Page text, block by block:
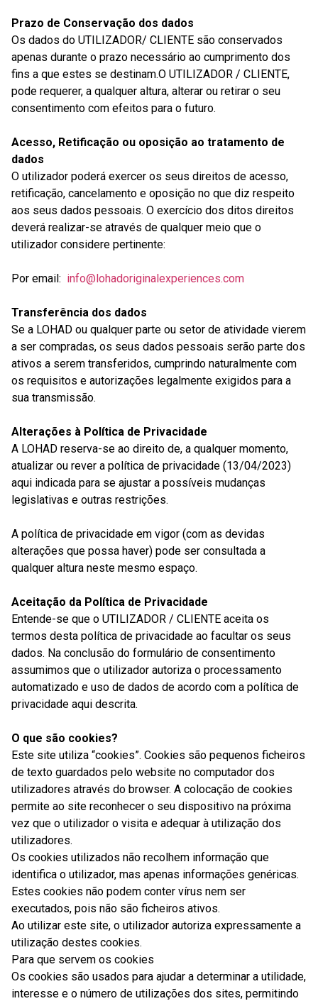
Prazo de Conservação dos dados
Os dados do UTILIZADOR/ CLIENTE são conservados
apenas durante o prazo necessário ao cumprimento dos
fins a que estes se destinam.O UTILIZADOR / CLIENTE,
pode requerer, a qualquer altura, alterar ou retirar o seu
consentimento com efeitos para o futuro.
Acesso, Retificação ou oposição ao tratamento de
dados
O utilizador poderá exercer os seus direitos de acesso,
retificação, cancelamento e oposição no que diz respeito
aos seus dados pessoais. O exercício dos ditos direitos
deverá realizar-se através de qualquer meio que o
utilizador considere pertinente:
Por email: info@lohadoriginalexperiences.com
Transferência dos dados
Se a LOHAD ou qualquer parte ou setor de atividade vierem
a ser compradas, os seus dados pessoais serão parte dos
ativos a serem transferidos, cumprindo naturalmente com
os requisitos e autorizações legalmente exigidos para a
sua transmissão.
Alterações à Política de Privacidade
A LOHAD reserva-se ao direito de, a qualquer momento,
atualizar ou rever a política de privacidade (13/04/2023)
aqui indicada para se ajustar a possíveis mudanças
legislativas e outras restrições.
A política de privacidade em vigor (com as devidas
alterações que possa haver) pode ser consultada a
qualquer altura neste mesmo espaço.
Aceitação da Política de Privacidade
Entende-se que o UTILIZADOR / CLIENTE aceita os
termos desta política de privacidade ao facultar os seus
dados. Na conclusão do formulário de consentimento
assumimos que o utilizador autoriza o processamento
automatizado e uso de dados de acordo com a política de
privacidade aqui descrita.
O que são cookies?
Este site utiliza “cookies”. Cookies são pequenos ficheiros
de texto guardados pelo website no computador dos
utilizadores através do browser. A colocação de cookies
permite ao site reconhecer o seu dispositivo na próxima
vez que o utilizador o visita e adequar à utilização dos
utilizadores.
Os cookies utilizados não recolhem informação que
identifica o utilizador, mas apenas informações genéricas.
Estes cookies não podem conter vírus nem ser
executados, pois não são ficheiros ativos.
Ao utilizar este site, o utilizador autoriza expressamente a
utilização destes cookies.
Para que servem os cookies
Os cookies são usados para ajudar a determinar a utilidade,
interesse e o número de utilizações dos sites, permitindo